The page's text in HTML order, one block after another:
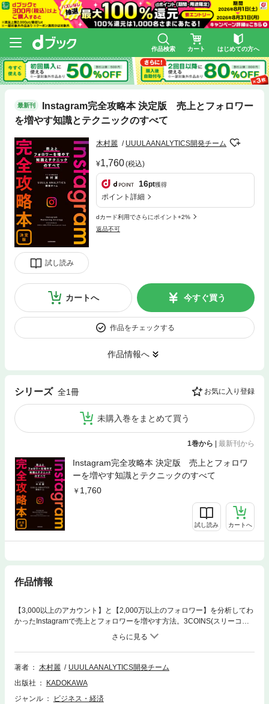
作品検索 カート はじめての方へ
最新刊
Instagram完全攻略本 決定版 売上とフォロワー
を増やす知識とテクニックのすべて
試し読み
木村麗 UUULAANALYTICS開発チーム
1,760(税込)
16pt獲得
ポイント詳細
dカード利用でさらにポイント+2%
返品不可
カートへ 今すぐ買う
作品をチェックする
作品情報へ
シリーズ 全1冊 お気に入り登録
未購入巻をまとめて買う
1巻から | 最新刊から
Instagram完全攻略本 決定版 売上とフォロワ
ーを増やす知識とテクニックのすべて
1,760
試し読み カートへ
作品情報
【3,000以上のアカウント】と【2,000万以上のフォロワー】を分析してわ
かったInstagramで売上とフォロワーを増やす方法。3COINS(スリーコイ
ンズ)、BEAMS(ビームス)、atmos(アトモス)、WEGO(ウィゴー)、LOWRY
S FARM(ローリーズファーム)、GLOBAL WORK(グローバルワーク)、mys
tic(ミスティック)......など影の仕掛人の最新ノウハウを全公開！ー－－－－
－－－－－－－－－－－－－－－－－－－－センス、時間、予算がなくて
も「Instagramの仕組み」が理解でき、「時短で」高品質なコンテンツが
作れるようになります。～目次～【基本】●アルゴリズムの理解がInstagra
著者 木村麗
UUULAANALYTICS開発チーム
出版社
KADOKAWA
ジャンル
ビジネス・経済